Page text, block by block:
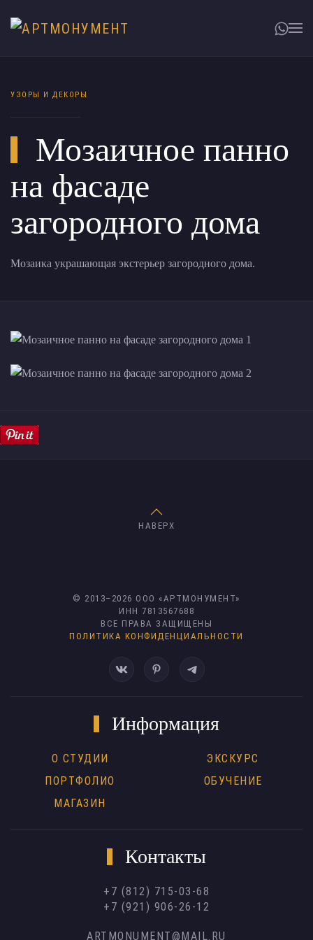
УЗОРЫ И ДЕКОРЫ
Мозаичное панно
на фасаде
загородного дома
Мозаика украшающая экстерьер загородного дома.
НАВЕРХ
© 2013– 2026 ООО «АРТМОНУМЕНТ»
ИНН 7813567688
ВСЕ ПРАВА ЗАЩИЩЕНЫ
ПОЛИТИКА КОНФИДЕНЦИАЛЬНОСТИ
Информация
О СТУДИИ
ПОРТФОЛИО
МАГАЗИН
ЭКСКУРС
ОБУЧЕНИЕ
Контакты
+7 (812) 715-03-68
+7 (921) 906-26-12
ARTMONUMENT@MAIL.RU